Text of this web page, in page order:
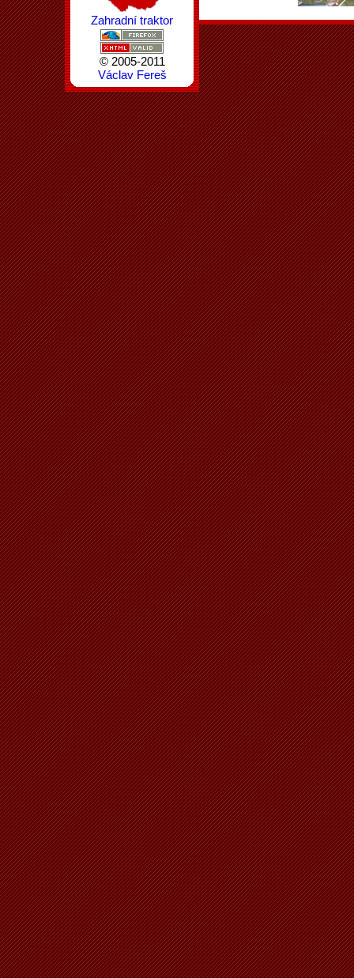
Zahradní traktor
© 2005-2011
Václav Fereš